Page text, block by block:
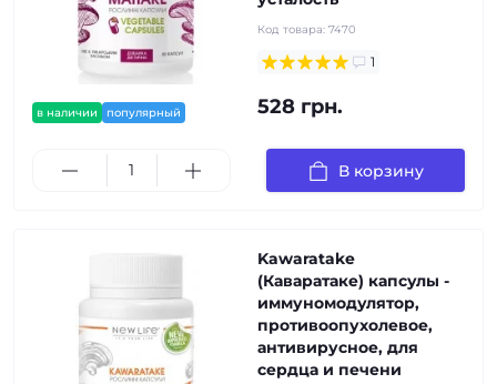
в наличии популярный
Код товара: 7470
1
528 грн.
В корзину
Kawaratake
(Каваратаке) капсулы -
иммуномодулятор,
противоопухолевое,
антивирусное, для
сердца и печени